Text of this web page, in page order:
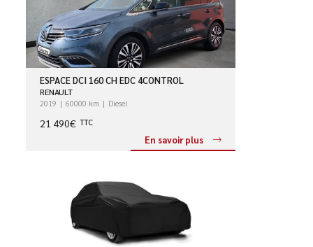
ESPACE DCI 160 CH EDC 4CONTROL
RENAULT
2019 60000 km Diesel
21 490€ TTC
En savoir plus